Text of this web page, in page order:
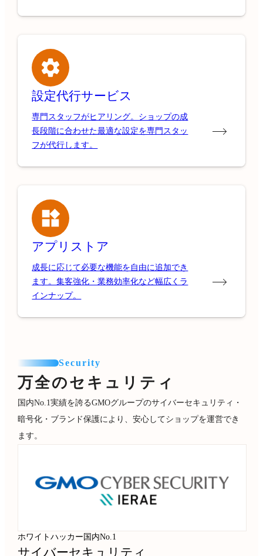
設定代行サービス
専門スタッフがヒアリング。ショップの成
長段階に合わせた最適な設定を専門スタッ
フが代行します。
アプリストア
成長に応じて必要な機能を自由に追加でき
ます。集客強化・業務効率化など幅広くラ
インナップ。
Security
万全のセキュリティ
国内No.1実績を誇るGMOグループのサイバーセキュリティ・
暗号化・ブランド保護により、安心してショップを運営でき
ます。
ホワイトハッカー国内No.1
サイバーセキュリティ